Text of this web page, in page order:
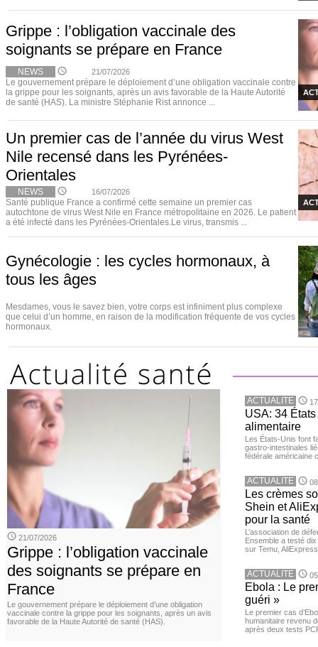
Grippe : l’obligation vaccinale des
soignants se prépare en France
NEWS 21/07/2026
Le gouvernement prépare le déploiement d’une obligation vaccinale contre
la grippe pour les soignants, après un avis favorable de la Haute Autorité
de santé (HAS). La ministre Stéphanie Rist annonce ...
Un premier cas de l’année du virus West
Nile recensé dans les Pyrénées-
Orientales
NEWS 16/07/2026
Santé publique France a confirmé cette semaine un premier cas
autochtone de virus West Nile en France métropolitaine en 2026. Le patient
a été infecté dans les Pyrénées-Orientales.Le virus, transmis ...
Gynécologie : les cycles hormonaux, à
tous les âges
Mesdames, vous le savez bien, votre corps est infiniment plus complexe
que celui d’un homme, en raison de la modification fréquente de vos cycles
hormonaux.
21/07/2026
Grippe : l’obligation vaccinale
des soignants se prépare en
France
Le gouvernement prépare le déploiement d’une obligation
vaccinale contre la grippe pour les soignants, après un avis
favorable de la Haute Autorité de santé (HAS).
ACTUALITE
USA: 34
alimentaire
Les États-Unis font
gastro-intestinales
fédérale américaine
ACTUALITE
Les crèmes
Shein et
pour la santé
L’association de
Ensemble a testé
sur Temu,
ACTUALITE
Ebola : Le
guéri »
Le premier cas
humanitaire revenu
après deux tests